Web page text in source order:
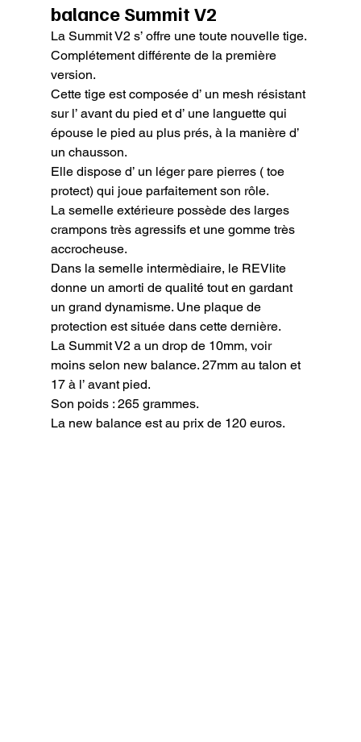
balance Summit V2
La Summit V2 s’ offre une toute nouvelle tige.
Complétement différente de la première
version.
Cette tige est composée d’ un mesh résistant
sur l’ avant du pied et d’ une languette qui
épouse le pied au plus prés, à la manière d’
un chausson.
Elle dispose d’ un léger pare pierres ( toe
protect) qui joue parfaitement son rôle.
La semelle extérieure possède des larges
crampons très agressifs et une gomme très
accrocheuse.
Dans la semelle intermèdiaire, le REVlite
donne un amorti de qualité tout en gardant
un grand dynamisme. Une plaque de
protection est située dans cette dernière.
La Summit V2 a un drop de 10mm, voir
moins selon new balance. 27mm au talon et
17 à l’ avant pied.
Son poids : 265 grammes.